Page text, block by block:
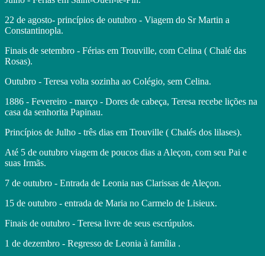
22 de agosto- princípios de outubro - Viagem do Sr Martin a
Constantinopla.
Finais de setembro - Férias em Trouville, com Celina ( Chalé das
Rosas).
Outubro - Teresa volta sozinha ao Colégio, sem Celina.
1886 - Fevereiro - março - Dores de cabeça, Teresa recebe lições na
casa da senhorita Papinau.
Princípios de Julho - três dias em Trouville ( Chalés dos lilases).
Até 5 de outubro viagem de poucos dias a Aleçon, com seu Pai e
suas Irmãs.
7 de outubro - Entrada de Leonia nas Clarissas de Aleçon.
15 de outubro - entrada de Maria no Carmelo de Lisieux.
Finais de outubro - Teresa livre de seus escrúpulos.
1 de dezembro - Regresso de Leonia à família .